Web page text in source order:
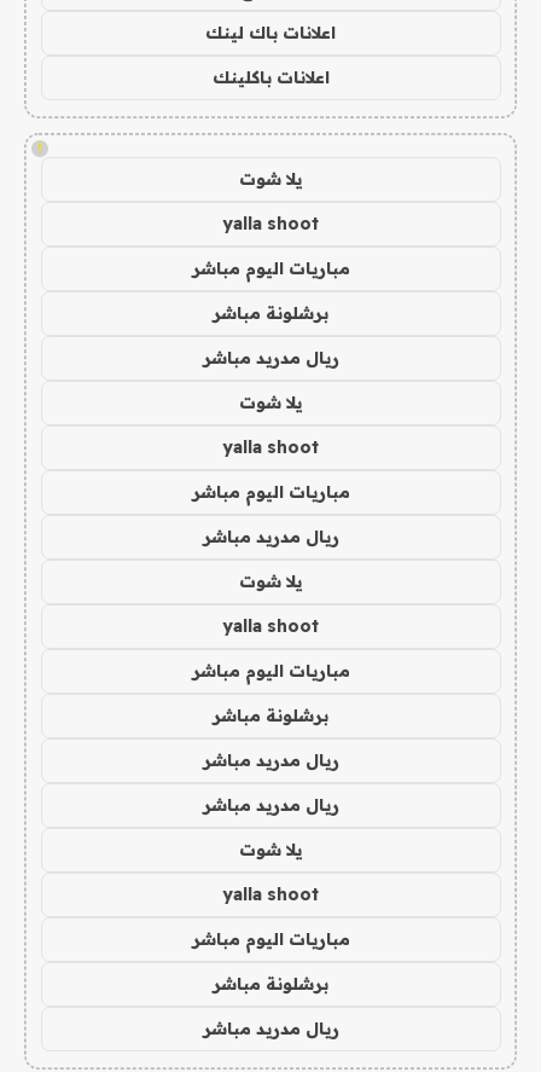
اعلانات باك لينك
اعلانات باكلينك
!
يلا شوت
yalla shoot
مباريات اليوم مباشر
برشلونة مباشر
ريال مدريد مباشر
يلا شوت
yalla shoot
مباريات اليوم مباشر
ريال مدريد مباشر
يلا شوت
yalla shoot
مباريات اليوم مباشر
برشلونة مباشر
ريال مدريد مباشر
ريال مدريد مباشر
يلا شوت
yalla shoot
مباريات اليوم مباشر
برشلونة مباشر
ريال مدريد مباشر